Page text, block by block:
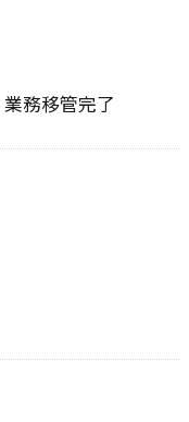
務移管完了